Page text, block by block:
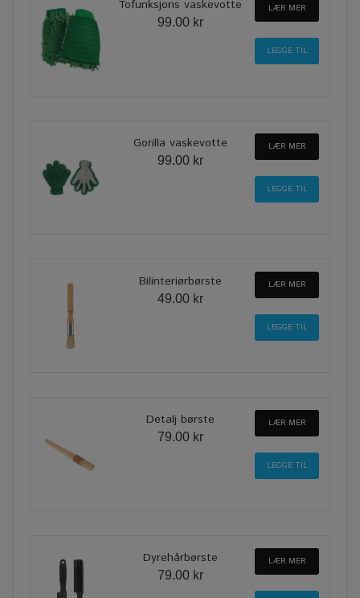
Tofunksjons vaskevotte
99.00 kr
LÆR MER
Gorilla vaskevotte
99.00 kr
LÆR MER
Bilinteriørbørste
49.00 kr
LÆR MER
Detalj børste
79.00 kr
LÆR MER
Dyrehårbørste
79.00 kr
LÆR MER